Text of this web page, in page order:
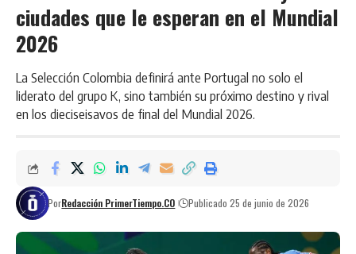
ciudades que le esperan en el Mundial
2026
La Selección Colombia definirá ante Portugal no solo el
liderato del grupo K, sino también su próximo destino y rival
en los dieciseisavos de final del Mundial 2026.
PorRedacción PrimerTiempo.CO Publicado 25 de junio de 2026